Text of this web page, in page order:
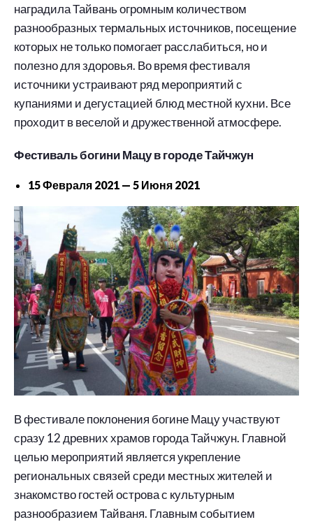
наградила Тайвань огромным количеством
разнообразных термальных источников, посещение
которых не только помогает расслабиться, но и
полезно для здоровья. Во время фестиваля
источники устраивают ряд мероприятий с
купаниями и дегустацией блюд местной кухни. Все
проходит в веселой и дружественной атмосфере.
Фестиваль богини Мацу в городе Тайчжун
15 Февраля 2021 — 5 Июня 2021
В фестивале поклонения богине Мацу участвуют
сразу 12 древних храмов города Тайчжун. Главной
целью мероприятий является укрепление
региональных связей среди местных жителей и
знакомство гостей острова с культурным
разнообразием Тайваня. Главным событием